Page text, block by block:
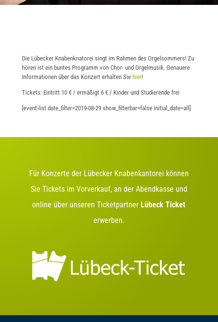
Die Lübecker Knabenknatorei singt im Rahmen des Orgelsommers! Zu
hören ist ein buntes Programm von Chor- und Orgelmusik. Genauere
Informationen über das Konzert erhalten Sie hier!
Tickets: Eintritt 10 € / ermäßigt 6 € / Kinder und Studierende frei
[event-list date_filter=2019-08-29 show_filterbar=false initial_date=all]
Für Konzerte der Lübecker Knabenkantorei können
Sie Tickets im Vorverkauf, an der Abendkasse und
online über unseren Ticketpartner Lübeck Ticket
erwerben.